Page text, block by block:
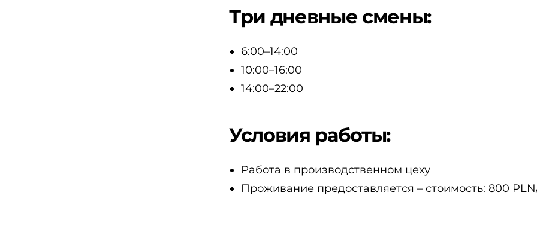
Три дневные смены:
6:00–14:00
10:00–16:00
14:00–22:00
Условия работы:
Работа в производственном цеху
Проживание предоставляется – стоимость: 800